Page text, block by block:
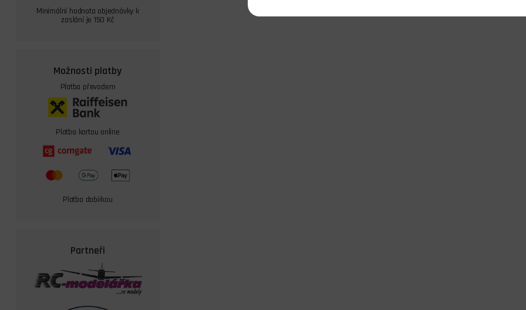
Minimální hodnota objednávky k
zaslání je 150 Kč
Možnosti platby
Platba převodem
Platba kartou online
Platba dobírkou
Partneři